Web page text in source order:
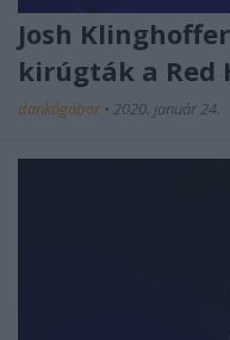
Josh
kirúgták a Red
dankógábor • 2020. január 24.